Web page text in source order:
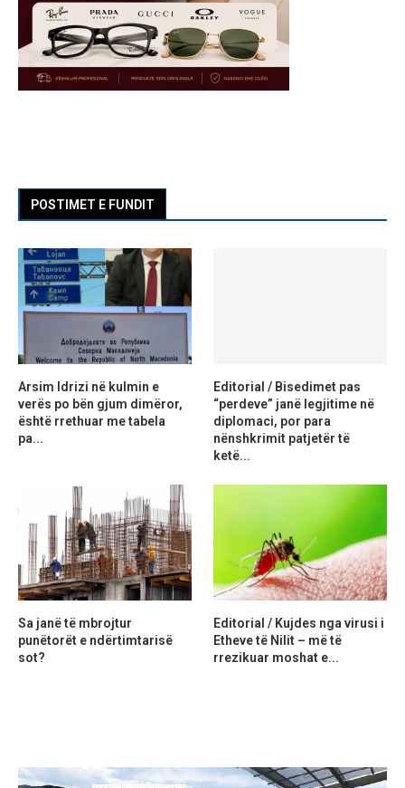
POSTIMET E FUNDIT
Arsim Idrizi në kulmin e
verës po bën gjum dimëror,
është rrethuar me tabela
pa...
Editorial / Bisedimet pas
“perdeve” janë legjitime në
diplomaci, por para
nënshkrimit patjetër të
ketë...
Sa janë të mbrojtur
punëtorët e ndërtimtarisë
sot?
Editorial / Kujdes nga virusi i
Etheve të Nilit – më të
rrezikuar moshat e...